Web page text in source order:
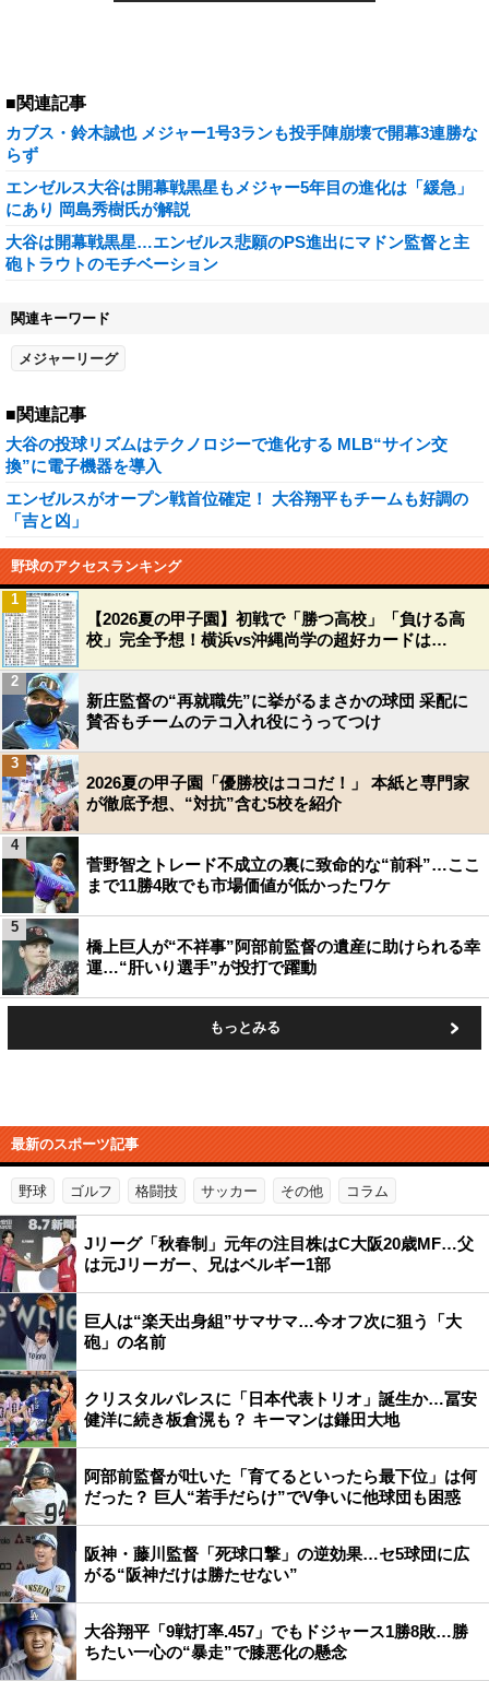
■関連記事
カブス・鈴木誠也 メジャー1号3ランも投手陣崩壊で開幕3連勝な
らず
エンゼルス大谷は開幕戦黒星もメジャー5年目の進化は「緩急」
にあり 岡島秀樹氏が解説
大谷は開幕戦黒星…エンゼルス悲願のPS進出にマドン監督と主
砲トラウトのモチベーション
関連キーワード
メジャーリーグ
■関連記事
大谷の投球リズムはテクノロジーで進化する MLB“サイン交
換”に電子機器を導入
エンゼルスがオープン戦首位確定！ 大谷翔平もチームも好調の
「吉と凶」
野球のアクセスランキング
【2026夏の甲子園】初戦で「勝つ高校」「負ける高
校」完全予想！横浜vs沖縄尚学の超好カードは…
1
新庄監督の“再就職先”に挙がるまさかの球団 采配に
賛否もチームのテコ入れ役にうってつけ
2
2026夏の甲子園「優勝校はココだ！」 本紙と専門家
が徹底予想、“対抗”含む5校を紹介
3
菅野智之トレード不成立の裏に致命的な“前科”…ここ
まで11勝4敗でも市場価値が低かったワケ
4
橋上巨人が“不祥事”阿部前監督の遺産に助けられる幸
運…“肝いり選手”が投打で躍動
5
もっとみる
最新のスポーツ記事
野球 ゴルフ 格闘技 サッカー その他 コラム
Jリーグ「秋春制」元年の注目株はC大阪20歳MF…父
は元Jリーガー、兄はベルギー1部
巨人は“楽天出身組”サマサマ…今オフ次に狙う「大
砲」の名前
クリスタルパレスに「日本代表トリオ」誕生か…冨安
健洋に続き板倉滉も？ キーマンは鎌田大地
阿部前監督が吐いた「育てるといったら最下位」は何
だった？ 巨人“若手だらけ”でV争いに他球団も困惑
阪神・藤川監督「死球口撃」の逆効果…セ5球団に広
がる“阪神だけは勝たせない”
大谷翔平「9戦打率.457」でもドジャース1勝8敗…勝
ちたい一心の“暴走”で膝悪化の懸念